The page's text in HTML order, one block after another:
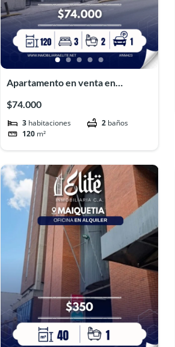
Apartamento en venta en
$74.000
3 habitaciones 2 baños
120 m²